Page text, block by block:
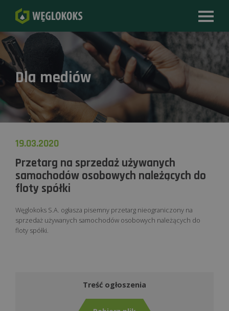
Dla mediów
19.03.2020
Przetarg na sprzedaż używanych
samochodów osobowych należących do
floty spółki
Węglokoks S.A. ogłasza pisemny przetarg nieograniczony na
sprzedaż używanych samochodów osobowych należących do
floty spółki.
Treść ogłoszenia